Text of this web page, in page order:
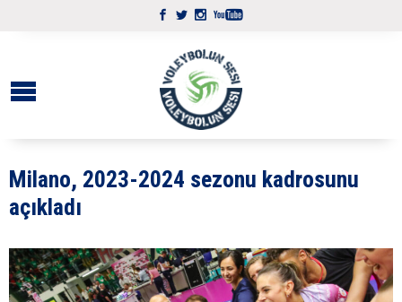
Milano, 2023-2024 sezonu kadrosunu
açıkladı